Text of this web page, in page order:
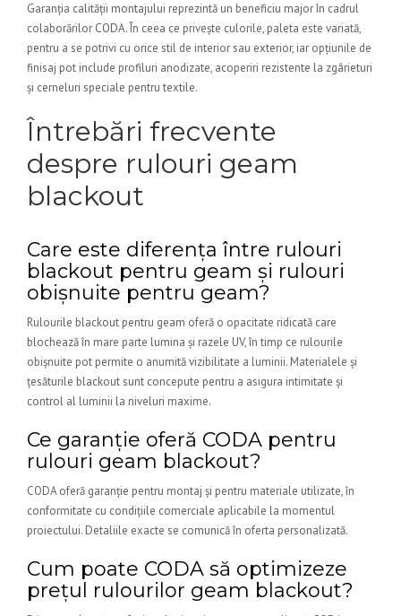
Garanția calității montajului reprezintă un beneficiu major în cadrul
colaborărilor CODA. În ceea ce privește culorile, paleta este variată,
pentru a se potrivi cu orice stil de interior sau exterior, iar opțiunile de
finisaj pot include profiluri anodizate, acoperiri rezistente la zgârieturi
și cerneluri speciale pentru textile.
Întrebări frecvente
despre rulouri geam
blackout
Care este diferența între rulouri
blackout pentru geam și rulouri
obișnuite pentru geam?
Rulourile blackout pentru geam oferă o opacitate ridicată care
blochează în mare parte lumina și razele UV, în timp ce rulourile
obișnuite pot permite o anumită vizibilitate a luminii. Materialele și
țesăturile blackout sunt concepute pentru a asigura intimitate și
control al luminii la niveluri maxime.
Ce garanție oferă CODA pentru
rulouri geam blackout?
CODA oferă garanție pentru montaj și pentru materiale utilizate, în
conformitate cu condițiile comerciale aplicabile la momentul
proiectului. Detaliile exacte se comunică în oferta personalizată.
Cum poate CODA să optimizeze
prețul rulourilor geam blackout?